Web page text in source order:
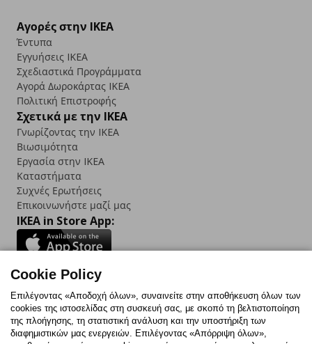
Αγορές στην IKEA
Έντυπα
Εγγυήσεις IKEA
Σχεδιαστικά Προγράμματα
Αγορά Δωρoκάρτας IKEA
Πολιτική Επιστροφής
Σχετικά με την IKEA
Γνωρίζοντας την IKEA
Βιωσιμότητα
Εργασία στην IKEA
Καταστήματα
Συχνές Ερωτήσεις
Επικοινωνήστε μαζί μας
IKEA in Store App:
Follow us:
FacebookInstagram
TikTokYoutubePinterestTwitter
Cookie Policy
Επιλέγοντας «Αποδοχή όλων», συναινείτε στην αποθήκευση όλων των
cookies της ιστοσελίδας στη συσκευή σας, με σκοπό τη βελτιστοποίηση
της πλοήγησης, τη στατιστική ανάλυση και την υποστήριξη των
διαφημιστικών μας ενεργειών. Επιλέγοντας «Απόρριψη όλων»,